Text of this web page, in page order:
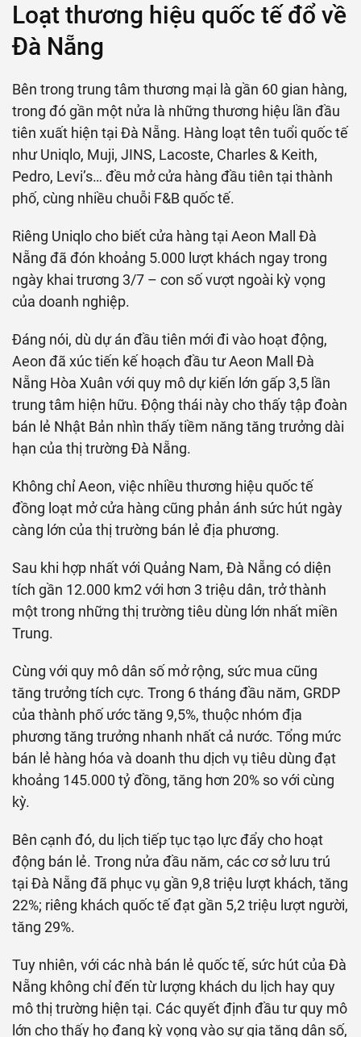
Loạt thương hiệu quốc tế đổ về
Đà Nẵng
Bên trong trung tâm thương mại là gần 60 gian hàng,
trong đó gần một nửa là những thương hiệu lần đầu
tiên xuất hiện tại Đà Nẵng. Hàng loạt tên tuổi quốc tế
như Uniqlo, Muji, JINS, Lacoste, Charles & Keith,
Pedro, Levi’s… đều mở cửa hàng đầu tiên tại thành
phố, cùng nhiều chuỗi F&B quốc tế.
Riêng Uniqlo cho biết cửa hàng tại Aeon Mall Đà
Nẵng đã đón khoảng 5.000 lượt khách ngay trong
ngày khai trương 3/7 – con số vượt ngoài kỳ vọng
của doanh nghiệp.
Đáng nói, dù dự án đầu tiên mới đi vào hoạt động,
Aeon đã xúc tiến kế hoạch đầu tư Aeon Mall Đà
Nẵng Hòa Xuân với quy mô dự kiến lớn gấp 3,5 lần
trung tâm hiện hữu. Động thái này cho thấy tập đoàn
bán lẻ Nhật Bản nhìn thấy tiềm năng tăng trưởng dài
hạn của thị trường Đà Nẵng.
Không chỉ Aeon, việc nhiều thương hiệu quốc tế
đồng loạt mở cửa hàng cũng phản ánh sức hút ngày
càng lớn của thị trường bán lẻ địa phương.
Sau khi hợp nhất với Quảng Nam, Đà Nẵng có diện
tích gần 12.000 km2 với hơn 3 triệu dân, trở thành
một trong những thị trường tiêu dùng lớn nhất miền
Trung.
Cùng với quy mô dân số mở rộng, sức mua cũng
tăng trưởng tích cực. Trong 6 tháng đầu năm, GRDP
của thành phố ước tăng 9,5%, thuộc nhóm địa
phương tăng trưởng nhanh nhất cả nước. Tổng mức
bán lẻ hàng hóa và doanh thu dịch vụ tiêu dùng đạt
khoảng 145.000 tỷ đồng, tăng hơn 20% so với cùng
kỳ.
Bên cạnh đó, du lịch tiếp tục tạo lực đẩy cho hoạt
động bán lẻ. Trong nửa đầu năm, các cơ sở lưu trú
tại Đà Nẵng đã phục vụ gần 9,8 triệu lượt khách, tăng
22%; riêng khách quốc tế đạt gần 5,2 triệu lượt người,
tăng 29%.
Tuy nhiên, với các nhà bán lẻ quốc tế, sức hút của Đà
Nẵng không chỉ đến từ lượng khách du lịch hay quy
mô thị trường hiện tại. Các quyết định đầu tư quy mô
lớn cho thấy họ đang kỳ vọng vào sự gia tăng dân số,